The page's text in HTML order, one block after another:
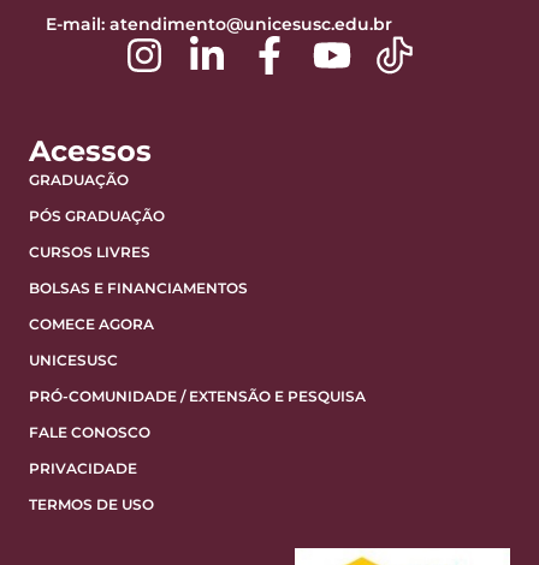
E-mail: atendimento@unicesusc.edu.br
Acessos
GRADUAÇÃO
PÓS GRADUAÇÃO
CURSOS LIVRES
BOLSAS E FINANCIAMENTOS
COMECE AGORA
UNICESUSC
PRÓ-COMUNIDADE / EXTENSÃO E PESQUISA
FALE CONOSCO
PRIVACIDADE
TERMOS DE USO